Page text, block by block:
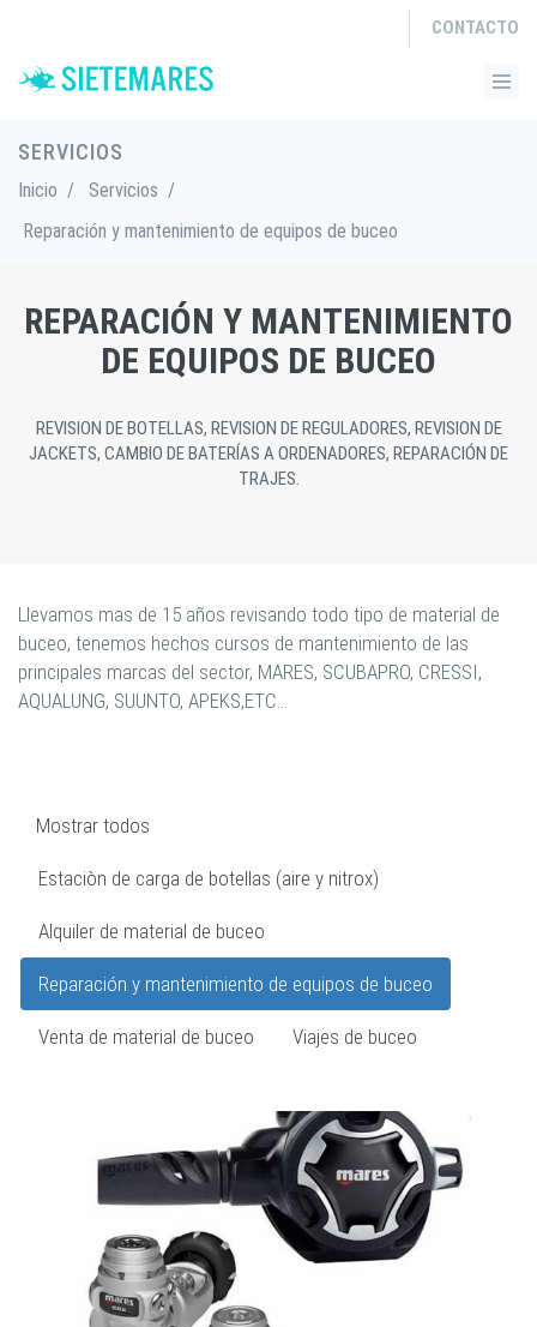
CONTACTO
SERVICIOS
Inicio / Servicios /
Reparación y mantenimiento de equipos de buceo
REPARACIÓN Y MANTENIMIENTO
DE EQUIPOS DE BUCEO
REVISION DE BOTELLAS, REVISION DE REGULADORES, REVISION DE
JACKETS, CAMBIO DE BATERÍAS A ORDENADORES, REPARACIÓN DE
TRAJES.
Llevamos mas de 15 años revisando todo tipo de material de
buceo, tenemos hechos cursos de mantenimiento de las
principales marcas del sector, MARES, SCUBAPRO, CRESSI,
AQUALUNG, SUUNTO, APEKS,ETC...
Mostrar todos
Estaciòn de carga de botellas (aire y nitrox)
Alquiler de material de buceo
Reparación y mantenimiento de equipos de buceo
Venta de material de buceo Viajes de buceo